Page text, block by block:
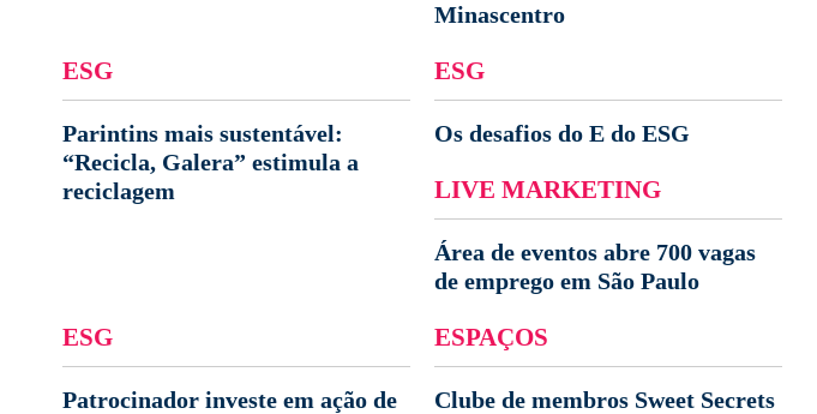
Minascentro
ESG
Parintins mais sustentável:
“Recicla, Galera” estimula a
reciclagem
ESG
Os desafios do E do ESG
LIVE MARKETING
Área de eventos abre 700 vagas
de emprego em São Paulo
ESG
Patrocinador investe em ação de
ESPAÇOS
Clube de membros Sweet Secrets